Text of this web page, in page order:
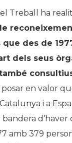
Treball ha
que des de
dels seus
en valor
i a
d’haver
amb 379